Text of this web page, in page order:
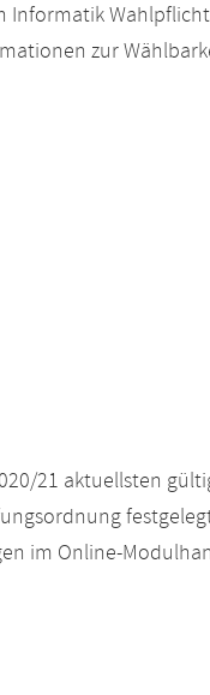
Informatik
zur
21 aktuellsten
im Online-